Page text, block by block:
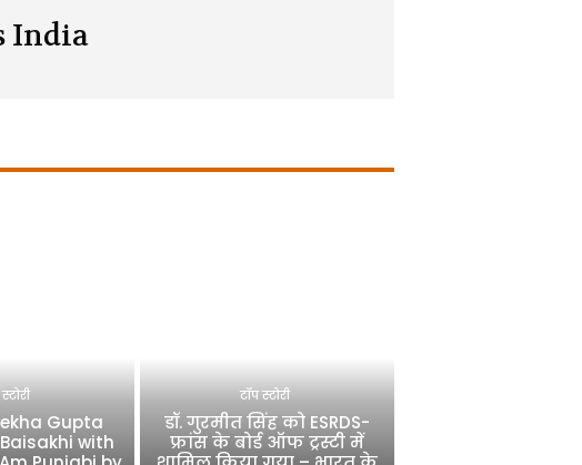
India
Gupta
with
टॉप स्टोरी
डॉ. गुरमीत सिंह को ESRDS-
फ्रांस के बोर्ड ऑफ ट्रस्टी में